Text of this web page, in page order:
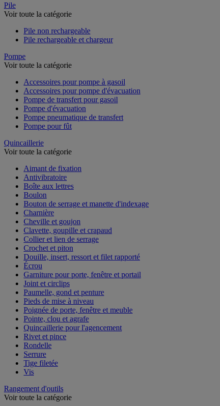
Pile
Voir toute la catégorie
Pile non rechargeable
Pile rechargeable et chargeur
Pompe
Voir toute la catégorie
Accessoires pour pompe à gasoil
Accessoires pour pompe d'évacuation
Pompe de transfert pour gasoil
Pompe d'évacuation
Pompe pneumatique de transfert
Pompe pour fût
Quincaillerie
Voir toute la catégorie
Aimant de fixation
Antivibratoire
Boîte aux lettres
Boulon
Bouton de serrage et manette d'indexage
Charnière
Cheville et goujon
Clavette, goupille et crapaud
Collier et lien de serrage
Crochet et piton
Douille, insert, ressort et filet rapporté
Écrou
Garniture pour porte, fenêtre et portail
Joint et circlips
Paumelle, gond et penture
Pieds de mise à niveau
Poignée de porte, fenêtre et meuble
Pointe, clou et agrafe
Quincaillerie pour l'agencement
Rivet et pince
Rondelle
Serrure
Tige filetée
Vis
Rangement d'outils
Voir toute la catégorie